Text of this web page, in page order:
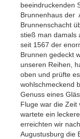
beeindruckenden
Brunnenhaus der
Brunnenschacht
stieß man damals
seit 1567 der
Brunnen gedeckt
unseren Reihen,
oben und prüfte
wohlschmeckend
Genuss eines
Fluge war die Zeit
wartete ein
erreichten wir
Augustusburg die